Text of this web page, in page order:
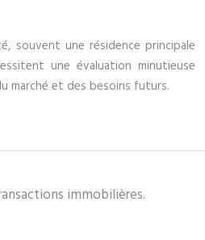
souvent une résidence principale
une évaluation minutieuse
marché et des besoins futurs.
immobilières.